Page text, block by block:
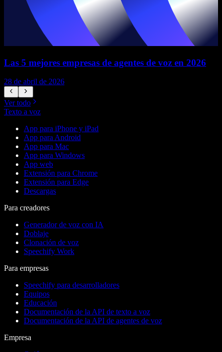
Las 5 mejores empresas de agentes de voz en 2026
28 de abril de 2026
Ver todo
Texto a voz
App para iPhone y iPad
App para Android
App para Mac
App para Windows
App web
Extensión para Chrome
Extensión para Edge
Descargas
Para creadores
Generador de voz con IA
Doblaje
Clonación de voz
Speechify Work
Para empresas
Speechify para desarrolladores
Equipos
Educación
Documentación de la API de texto a voz
Documentación de la API de agentes de voz
Empresa